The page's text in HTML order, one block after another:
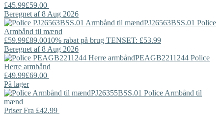
£45.99£59.00
Beregnet af 8 Aug 2026
PJ26563BSS.01 Police
Armbånd til mænd
£59.99£89.0010% rabat på brug TENSET: £53.99
Beregnet af 8 Aug 2026
PEAGB2211244 Police
Herre armbånd
£49.99£69.00
På lager
PJ26355BSS.01 Police Armbånd til
mænd
Priser Fra £42.99